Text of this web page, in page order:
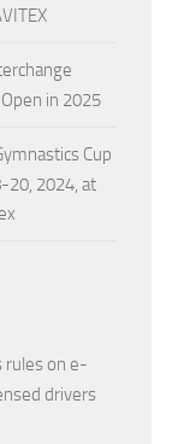
in 2025
Cup
20, 2024, at
rules on e-
drivers